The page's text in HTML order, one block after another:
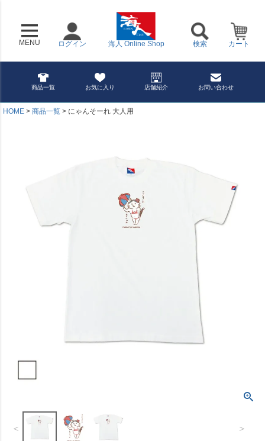
MENU 海人 Online Shop
ログイン 検索 カート
商品一覧 お気に入り 店舗紹介 お問い合わせ
HOME 商品一覧 にゃんそーれ 大人用
＜ ＞